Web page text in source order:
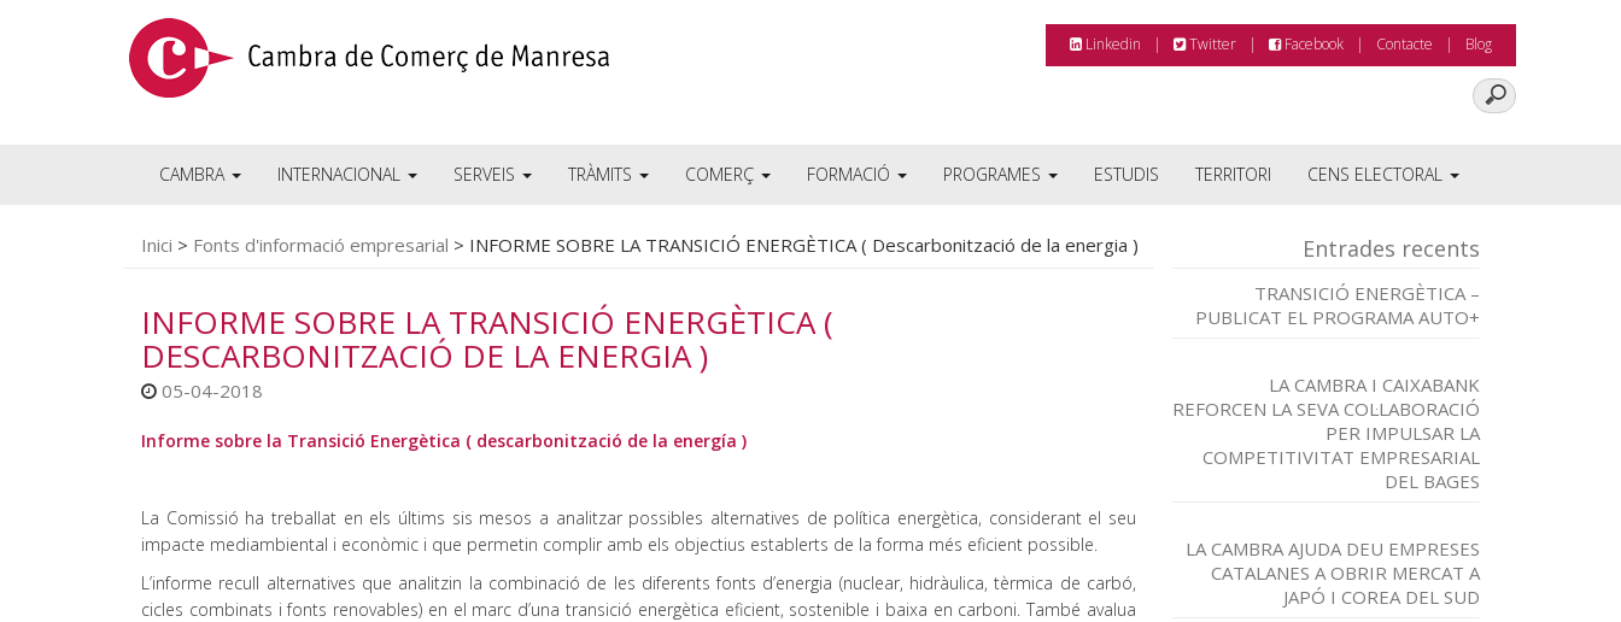
Linkedin Twitter Facebook Contacte Blog
CAMBRA INTERNACIONAL SERVEIS TRÀMITS COMERÇ FORMACIÓ PROGRAMES ESTUDIS TERRITORI CENS ELECTORAL
Inici > Fonts d'informació empresarial > INFORME SOBRE LA TRANSICIÓ ENERGÈTICA ( Descarbonització de la energia )
INFORME SOBRE LA TRANSICIÓ ENERGÈTICA (
DESCARBONITZACIÓ DE LA ENERGIA )
05-04-2018
Informe sobre la Transició Energètica ( descarbonització de la energía )
La Comissió ha treballat en els últims sis mesos a analitzar possibles alternatives de política energètica, considerant el seu
impacte mediambiental i econòmic i que permetin complir amb els objectius establerts de la forma més eficient possible.
L’informe recull alternatives que analitzin la combinació de les diferents fonts d’energia (nuclear, hidràulica, tèrmica de carbó,
cicles combinats i fonts renovables) en el marc d’una transició energètica eficient, sostenible i baixa en carboni. També avalua
Entrades recents
TRANSICIÓ ENERGÈTICA –
PUBLICAT EL PROGRAMA AUTO+
LA CAMBRA I CAIXABANK
REFORCEN LA SEVA COL·LABORACIÓ
PER IMPULSAR LA
COMPETITIVITAT EMPRESARIAL
DEL BAGES
LA CAMBRA AJUDA DEU EMPRESES
CATALANES A OBRIR MERCAT A
JAPÓ I COREA DEL SUD